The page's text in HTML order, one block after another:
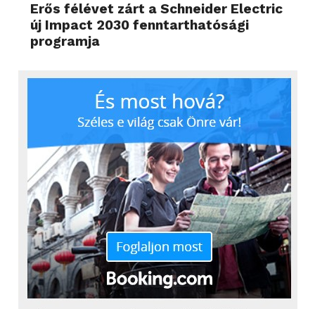
Erős félévet zárt a Schneider Electric
új Impact 2030 fenntarthatósági
programja